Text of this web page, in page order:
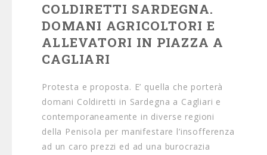
COLDIRETTI SARDEGNA.
DOMANI AGRICOLTORI E
ALLEVATORI IN PIAZZA A
CAGLIARI
Protesta e proposta. E’ quella che porterà
domani Coldiretti in Sardegna a Cagliari e
contemporaneamente in diverse regioni
della Penisola per manifestare l’insofferenza
ad un caro prezzi ed ad una burocrazia